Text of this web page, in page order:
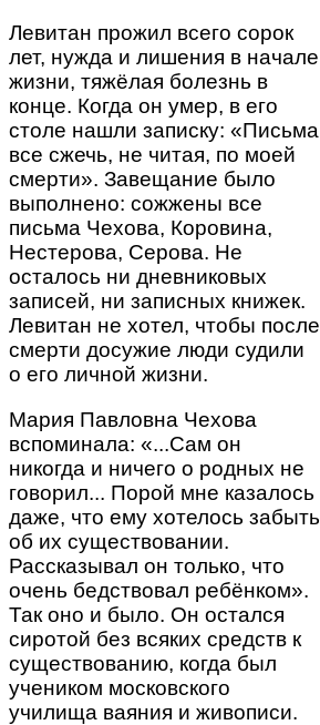
Левитан прожил всего сорок
лет, нужда и лишения в начале
жизни, тяжёлая болезнь в
конце. Когда он умер, в его
столе нашли записку: «Письма
все сжечь, не читая, по моей
смерти». Завещание было
выполнено: сожжены все
письма Чехова, Коровина,
Нестерова, Серова. Не
осталось ни дневниковых
записей, ни записных книжек.
Левитан не хотел, чтобы после
смерти досужие люди судили
о его личной жизни.
Мария Павловна Чехова
вспоминала: «...Сам он
никогда и ничего о родных не
говорил... Порой мне казалось
даже, что ему хотелось забыть
об их существовании.
Рассказывал он только, что
очень бедствовал ребёнком».
Так оно и было. Он остался
сиротой без всяких средств к
существованию, когда был
учеником московского
училища ваяния и живописи.